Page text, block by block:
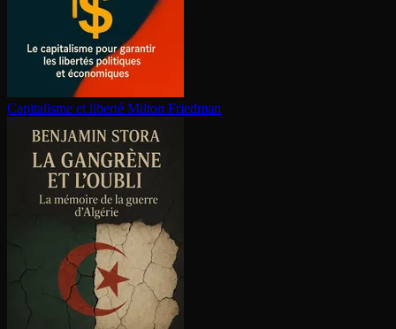
Capitalisme et liberté Milton Friedman